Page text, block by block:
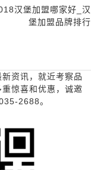
汉堡加盟哪家好_汉
堡加盟品牌排行
资讯，就近考察品
惊喜和优惠，诚邀
2688。